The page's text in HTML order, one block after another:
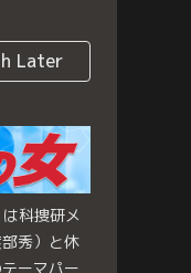
Later
科捜研メ
秀）と休
ーマパー